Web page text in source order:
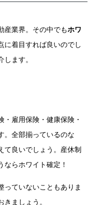
産業界。その中でもホワ
に着目すれば良いのでし
ます。
雇用保険・健康保険・
。全部揃っているのな
て良いでしょう。産休制
ならホワイト確定！
っていないこともありま
きましょう。